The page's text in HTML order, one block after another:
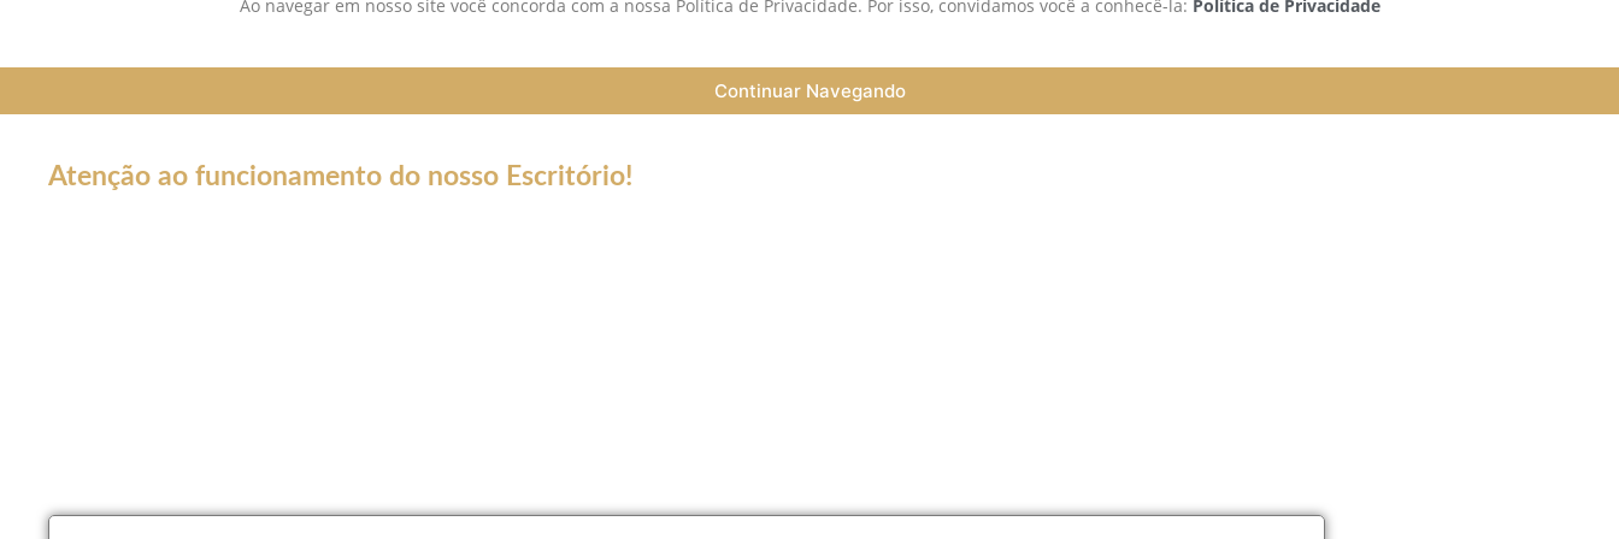
Ao navegar em nosso site você concorda com a nossa Política de Privacidade. Por isso, convidamos você a conhecê-la: Política de Privacidade
Continuar Navegando
Atenção ao funcionamento do nosso Escritório!